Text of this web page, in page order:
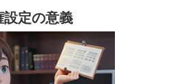
設定の意義